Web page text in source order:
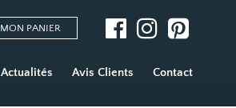
MON PANIER
Actualités Avis Clients Contact